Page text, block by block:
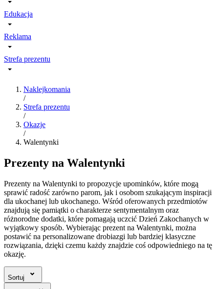
Edukacja
Reklama
Strefa prezentu
Naklejkomania
/
Strefa prezentu
/
Okazje
/
Walentynki
Prezenty na Walentynki
Prezenty na Walentynki to propozycje upominków, które mogą
sprawić radość zarówno parom, jak i osobom szukającym inspiracji
dla ukochanej lub ukochanego. Wśród oferowanych przedmiotów
znajdują się pamiątki o charakterze sentymentalnym oraz
różnorodne dodatki, które pomagają uczcić Dzień Zakochanych w
wyjątkowy sposób. Wybierając prezent na Walentynki, można
postawić na personalizowane drobiazgi lub bardziej klasyczne
rozwiązania, dzięki czemu każdy znajdzie coś odpowiedniego na tę
okazję.
Sortuj